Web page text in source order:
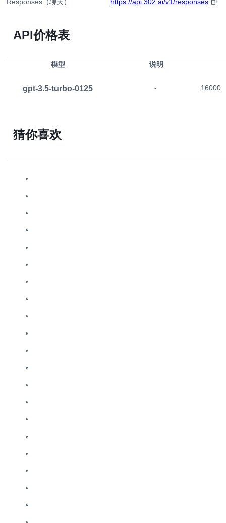
API价格表
模型 说明
gpt-3.5-turbo-0125 - 16000
猜你喜欢